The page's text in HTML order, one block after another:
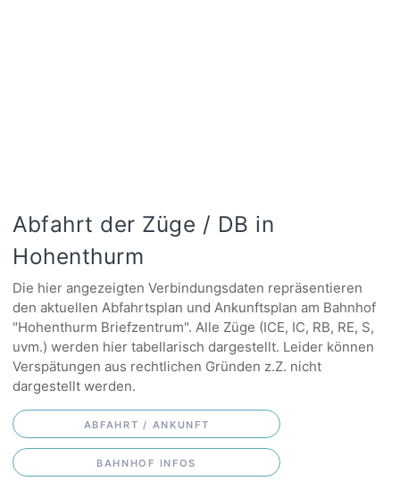
Abfahrt der Züge / DB in
Hohenthurm
Die hier angezeigten Verbindungsdaten repräsentieren
den aktuellen Abfahrtsplan und Ankunftsplan am Bahnhof
"Hohenthurm Briefzentrum". Alle Züge (ICE, IC, RB, RE, S,
uvm.) werden hier tabellarisch dargestellt. Leider können
Verspätungen aus rechtlichen Gründen z.Z. nicht
dargestellt werden.
ABFAHRT / ANKUNFT
BAHNHOF INFOS